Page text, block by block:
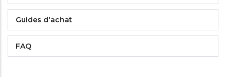
Guides d'achat
FAQ